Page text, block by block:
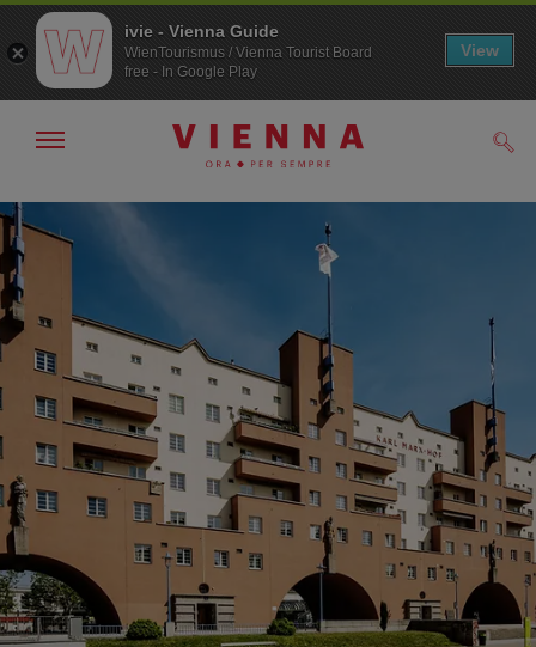
Alla
navigazione
Al
contenuto
Mostra/nascondi
ivie - Vienna Guide
WienTourismus / Vienna Tourist Board
free - In Google Play
View